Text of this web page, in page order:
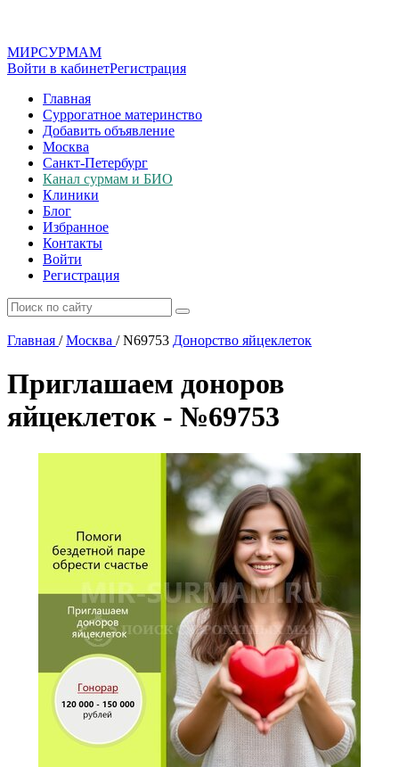
МИРСУРМАМ
Войти в кабинетРегистрация
Главная
Суррогатное материнство
Добавить объявление
Москва
Санкт-Петербург
Канал сурмам и БИО
Клиники
Блог
Избранное
Контакты
Войти
Регистрация
Главная / Москва /N69753 Донорство яйцеклеток
Приглашаем доноров
яйцеклеток - №69753